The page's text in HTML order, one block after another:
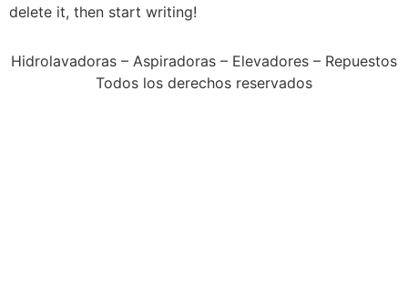
delete it, then start writing!
Hidrolavadoras – Aspiradoras – Elevadores – Repuestos
Todos los derechos reservados